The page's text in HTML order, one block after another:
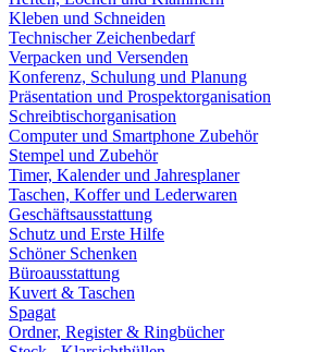
Kleben und Schneiden
Technischer Zeichenbedarf
Verpacken und Versenden
Konferenz, Schulung und Planung
Präsentation und Prospektorganisation
Schreibtischorganisation
Computer und Smartphone Zubehör
Stempel und Zubehör
Timer, Kalender und Jahresplaner
Taschen, Koffer und Lederwaren
Geschäftsausstattung
Schutz und Erste Hilfe
Schöner Schenken
Büroausstattung
Kuvert & Taschen
Spagat
Ordner, Register & Ringbücher